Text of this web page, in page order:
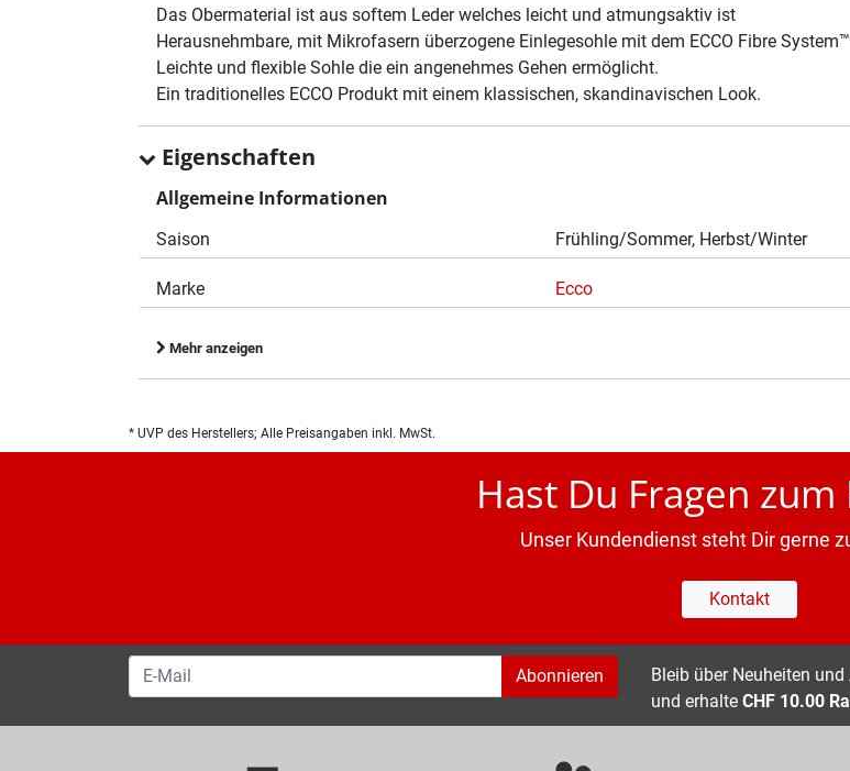
Das Obermaterial ist aus softem Leder welches leicht und atmungsaktiv ist
Herausnehmbare, mit Mikrofasern überzogene Einlegesohle mit dem ECCO Fibre System™
Leichte und flexible Sohle die ein angenehmes Gehen ermöglicht.
Ein traditionelles ECCO Produkt mit einem klassischen, skandinavischen Look.
Eigenschaften
Allgemeine Informationen
Saison Frühling/Sommer, Herbst/Winter
Marke Ecco
Mehr anzeigen
* UVP des Herstellers; Alle Preisangaben inkl. MwSt.
Hast Du Fragen
Unser Kundendienst steht Dir gerne
Kontakt
Abonnieren
Bleib über Neuheiten
und erhalte CHF 10.00